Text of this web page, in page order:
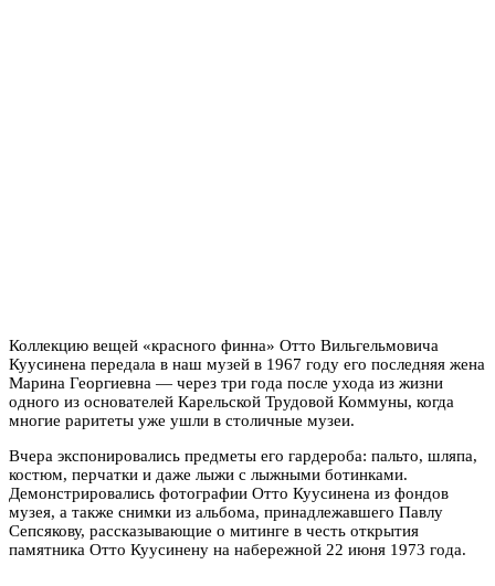
Коллекцию вещей «красного финна» Отто Вильгельмовича
Куусинена передала в наш музей в 1967 году его последняя жена
Марина Георгиевна — через три года после ухода из жизни
одного из основателей Карельской Трудовой Коммуны, когда
многие раритеты уже ушли в столичные музеи.
Вчера экспонировались предметы его гардероба: пальто, шляпа,
костюм, перчатки и даже лыжи с лыжными ботинками.
Демонстрировались фотографии Отто Куусинена из фондов
музея, а также снимки из альбома, принадлежавшего Павлу
Сепсякову, рассказывающие о митинге в честь открытия
памятника Отто Куусинену на набережной 22 июня 1973 года.